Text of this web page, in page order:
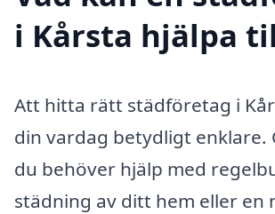
i Kårsta hjälpa
Att hitta rätt städföretag i
din vardag betydligt enklare.
du behöver hjälp med
städning av ditt hem eller en